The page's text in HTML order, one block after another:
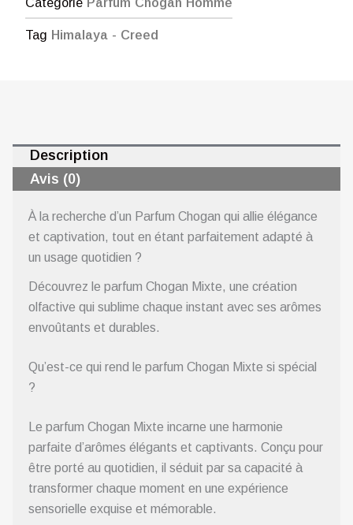
Tag Himalaya - Creed
Description
Avis (0)
À la recherche d’un Parfum Chogan qui allie élégance
et captivation, tout en étant parfaitement adapté à
un usage quotidien ?
Découvrez le parfum Chogan Mixte, une création
olfactive qui sublime chaque instant avec ses arômes
envoûtants et durables.
Qu’est-ce qui rend le parfum Chogan Mixte si spécial
?
Le parfum Chogan Mixte incarne une harmonie
parfaite d’arômes élégants et captivants. Conçu pour
être porté au quotidien, il séduit par sa capacité à
transformer chaque moment en une expérience
sensorielle exquise et mémorable.